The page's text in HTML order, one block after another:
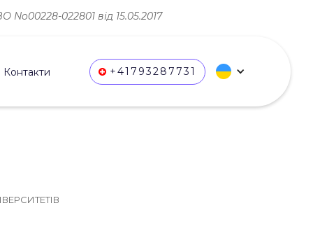
022801 від 15.05.2017
Контакти +41793287731